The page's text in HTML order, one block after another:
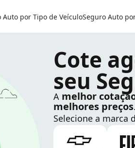
Auto por Tipo de VeículoSeguro Auto
Cote
seu
A melhor
melhores preços.
Selecione a marca